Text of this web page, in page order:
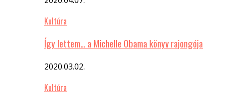
Kultúra
Így lettem… a Michelle Obama könyv rajongója
2020.03.02.
Kultúra